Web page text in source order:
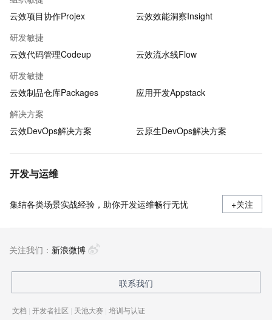
云效项目协作Projex
云效效能洞察Insight
研发敏捷
云效代码管理Codeup
云效流水线Flow
研发敏捷
云效制品仓库Packages
应用开发Appstack
解决方案
云效DevOps解决方案
云原生DevOps解决方案
开发与运维
集结各类场景实战经验，助你开发运维畅行无忧 +关注
关注我们： 新浪微博
联系我们
文档 | 开发者社区 | 天池大赛 | 培训与认证